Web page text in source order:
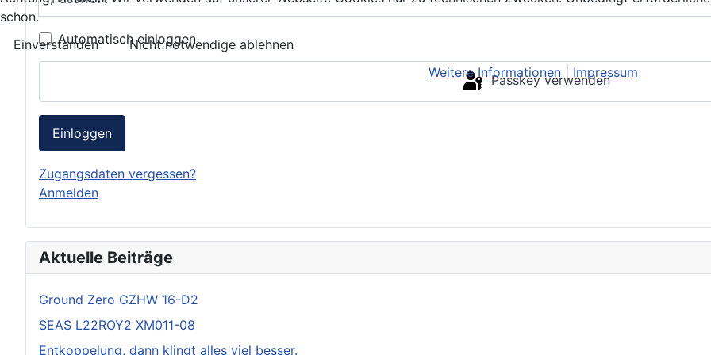
Automatisch einloggen
Passkey verwenden
Einloggen
Zugangsdaten vergessen?
Anmelden
Aktuelle Beiträge
Ground Zero GZHW 16-D2
SEAS L22ROY2 XM011-08
Entkoppelung, dann klingt alles viel besser.
schon.
Einverstanden
Nicht notwendige ablehnen
Weitere Informationen
Impressum